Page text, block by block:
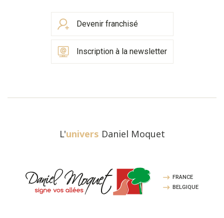
Devenir franchisé
Inscription à la newsletter
L'univers Daniel Moquet
FRANCE
BELGIQUE